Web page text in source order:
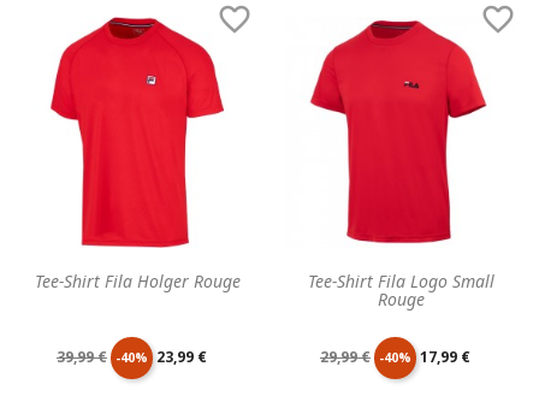
base base
Tee-Shirt Fila Holger Rouge

Prix
39,99 € -40% Prix
23,99 €
Tee-Shirt Fila Logo Small
Rouge

Prix
29,99 € -40% Prix
17,99 €